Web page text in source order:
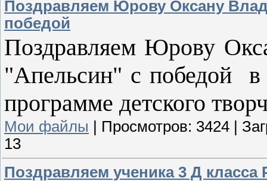
Поздравляем Юрову Оксану
победой
Поздравляем Юрову
"Апельсин" с победой в
программе детского
Мои файлы Просмотров: 3424
13
Поздравляем ученика 3 Д